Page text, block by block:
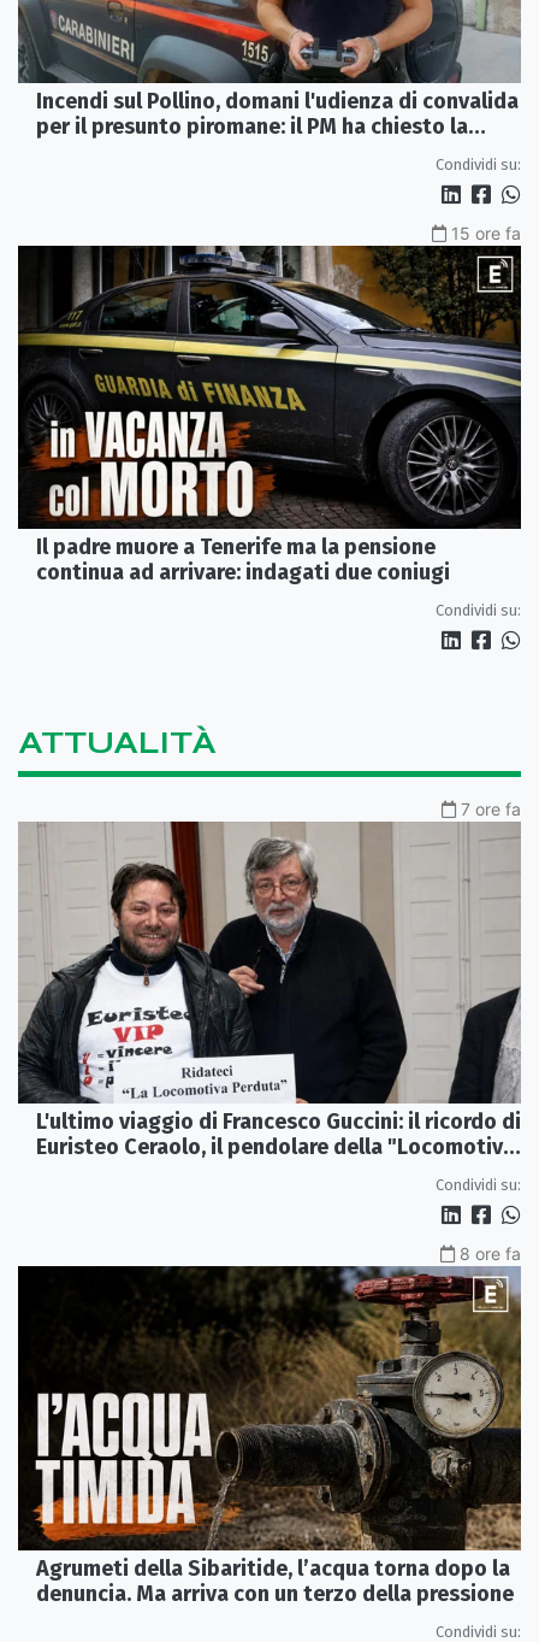
Incendi sul Pollino, domani l'udienza di convalida
per il presunto piromane: il PM ha chiesto la
Condividi su:
15 ore fa
Il padre muore a Tenerife ma la pensione
continua ad arrivare: indagati due coniugi
Condividi su:
ATTUALITÀ
7 ore fa
L'ultimo viaggio di Francesco Guccini: il ricordo di
Euristeo Ceraolo, il pendolare della "Locomotiva
Condividi su:
8 ore fa
Agrumeti della Sibaritide, l’acqua torna dopo la
denuncia. Ma arriva con un terzo della pressione
Condividi su: